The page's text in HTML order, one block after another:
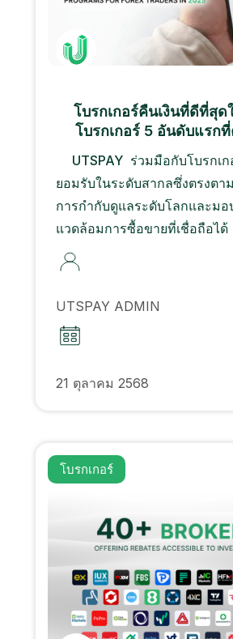
โบรกเกอร์คืนเงินที่ดีที่สุด
โบรกเกอร์ 5 อันดับแรก
UTSPAY ร่วมมือกับโบรกเ
ยอมรับในระดับสากลซึ่งตรงตา
การกำกับดูแลระดับโลกและม
แวดล้อมการซื้อขายที่เชื่อถือได้
UTSPAY ADMIN
21 ตุลาคม 2568
โบรกเกอร์